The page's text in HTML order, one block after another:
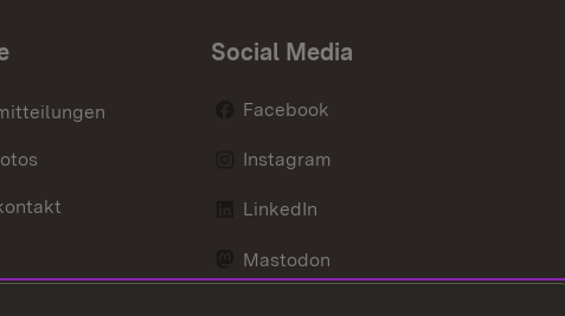
Social Media
Facebook
Instagram
LinkedIn
Mastodon